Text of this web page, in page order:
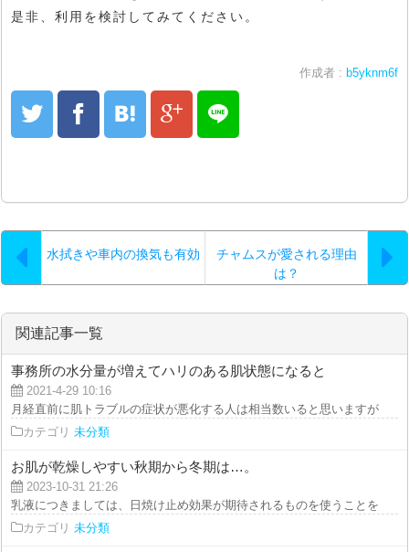
是非、利用を検討してみてください。
作成者 : b5yknm6f
水拭きや車内の換気も有効
チャムスが愛される理由
は？
関連記事一覧
事務所の水分量が増えてハリのある肌状態になると
2021-4-29 10:16
月経直前に肌トラブルの症状が悪化する人は相当数いると思いますが。そ
カテゴリ 未分類
お肌が乾燥しやすい秋期から冬期は…。
2023-10-31 21:26
乳液につきましては、日焼け止め効果が期待されるものを使うことをおす
カテゴリ 未分類